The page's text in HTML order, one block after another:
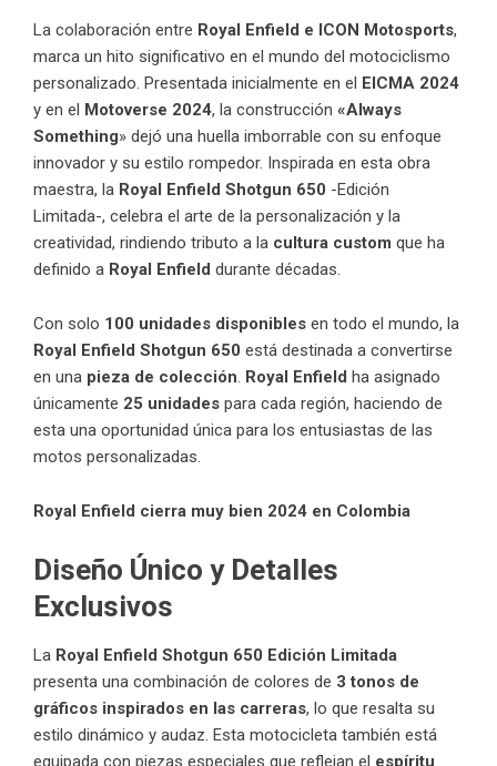
La colaboración entre Royal Enfield e ICON Motosports,
marca un hito significativo en el mundo del motociclismo
personalizado. Presentada inicialmente en el EICMA 2024
y en el Motoverse 2024, la construcción «Always
Something» dejó una huella imborrable con su enfoque
innovador y su estilo rompedor. Inspirada en esta obra
maestra, la Royal Enfield Shotgun 650 -Edición
Limitada-, celebra el arte de la personalización y la
creatividad, rindiendo tributo a la cultura custom que ha
definido a Royal Enfield durante décadas.
Con solo 100 unidades disponibles en todo el mundo, la
Royal Enfield Shotgun 650 está destinada a convertirse
en una pieza de colección Royal Enfield ha asignado
únicamente 25 unidades para cada región, haciendo de
esta una oportunidad única para los entusiastas de las
motos personalizadas.
Royal Enfield cierra muy bien 2024 en Colombia
Diseño Único y Detalles
Exclusivos
La Royal Enfield Shotgun 650 Edición Limitada
presenta una combinación de colores de 3 tonos de
gráficos inspirados en las carreras, lo que resalta su
estilo dinámico y audaz. Esta motocicleta también está
equipada con piezas especiales que reflejan el espíritu